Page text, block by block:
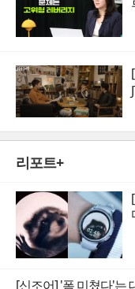
리포트+
[신조어] '폼 미쳤다'는